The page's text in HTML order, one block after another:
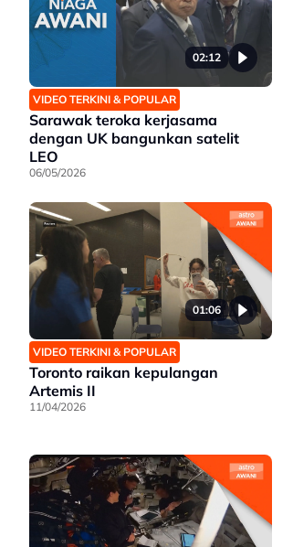
02:12
VIDEO TERKINI & POPULAR
Sarawak teroka kerjasama
dengan UK bangunkan satelit
LEO
06/05/2026
01:06
VIDEO TERKINI & POPULAR
Toronto raikan kepulangan
Artemis II
11/04/2026